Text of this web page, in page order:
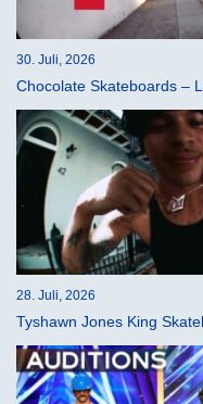
30. Juli, 2026
Chocolate Skateboards –
28. Juli, 2026
Tyshawn Jones King